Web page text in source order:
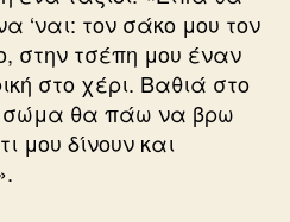
‘ναι: τον σάκο μου τον
στην τσέπη μου έναν
στο χέρι. Βαθιά στο
σώμα θα πάω να βρω
μου δίνουν και